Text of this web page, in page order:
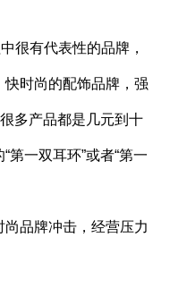
很有代表性的品牌，
时尚的配饰品牌，强
多产品都是几元到十
第一双耳环”或者“第一
品牌冲击，经营压力